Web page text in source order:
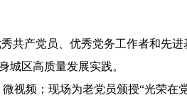
产党员、优秀党务工作者和先进
城区高质量发展实践。
频；现场为老党员颁授“光荣在